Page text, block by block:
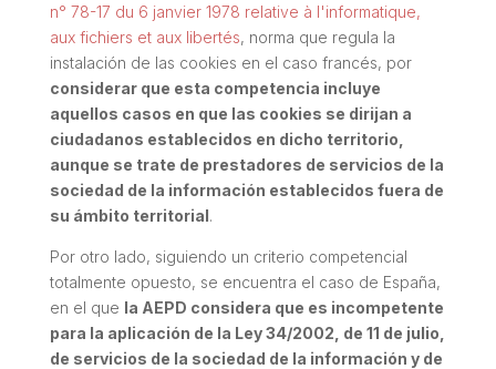
n° 78-17 du 6 janvier 1978 relative à l'informatique,
aux fichiers et aux libertés, norma que regula la
instalación de las cookies en el caso francés, por
considerar que esta competencia incluye
aquellos casos en que las cookies se dirijan a
ciudadanos establecidos en dicho territorio,
aunque se trate de prestadores de servicios de la
sociedad de la información establecidos fuera de
su ámbito territorial.
Por otro lado, siguiendo un criterio competencial
totalmente opuesto, se encuentra el caso de España,
en el que la AEPD considera que es incompetente
para la aplicación de la Ley 34/2002, de 11 de julio,
de servicios de la sociedad de la información y de